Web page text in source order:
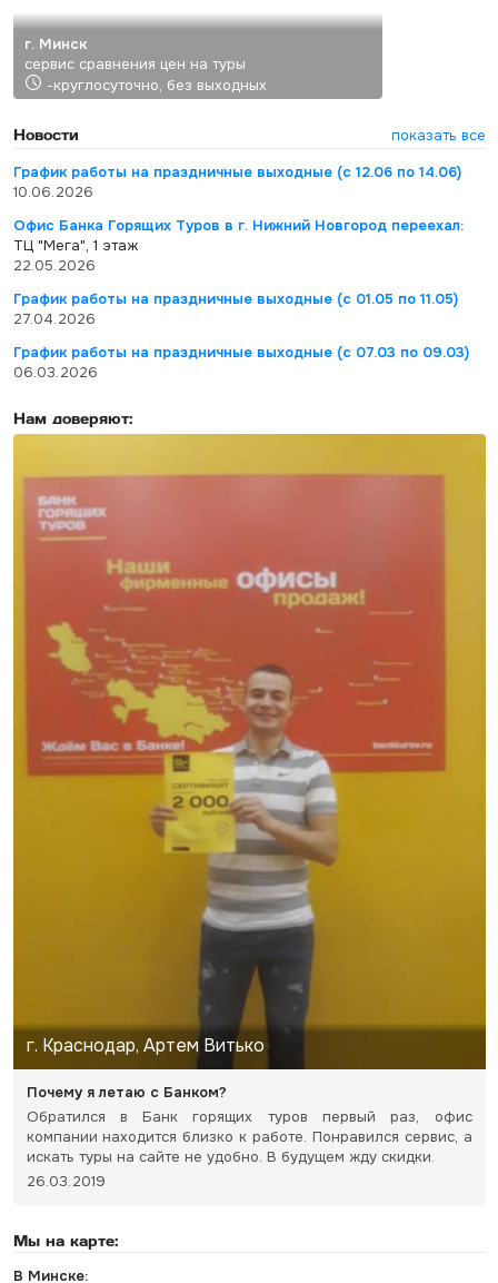
г. Минск
сервис сравнения цен на туры
-круглосуточно, без выходных
Новости
показать все
График работы на праздничные выходные (с 12.06 по 14.06)
10.06.2026
Офис Банка Горящих Туров в г. Нижний Новгород переехал:
ТЦ "Мега", 1 этаж
22.05.2026
График работы на праздничные выходные (с 01.05 по 11.05)
27.04.2026
График работы на праздничные выходные (с 07.03 по 09.03)
06.03.2026
Нам доверяют:
г. Краснодар, Артем Витько
Почему я летаю с Банком?
Обратился в Банк горящих туров первый раз, офис
компании находится близко к работе. Понравился сервис, а
искать туры на сайте не удобно. В будущем жду скидки.
26.03.2019
Мы на карте:
В Минске: